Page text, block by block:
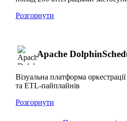
Розгорнути
Apache
Візуальна платформа
та ETL-пайплайнів
Розгорнути